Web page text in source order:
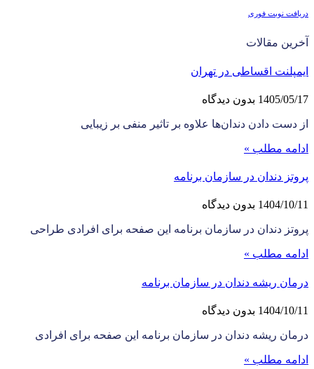
دریافت نوبت فوری
آخرین مقالات
ایمپلنت اقساطی در تهران
1405/05/17 بدون دیدگاه
از دست دادن دندان‌ها علاوه بر تاثیر منفی بر زیبایی
ادامه مطلب »
پروتز دندان در سازمان برنامه
1404/10/11 بدون دیدگاه
پروتز دندان در سازمان برنامه این صفحه برای افرادی طراحی
ادامه مطلب »
درمان ریشه دندان در سازمان برنامه
1404/10/11 بدون دیدگاه
درمان ریشه دندان در سازمان برنامه این صفحه برای افرادی
ادامه مطلب »